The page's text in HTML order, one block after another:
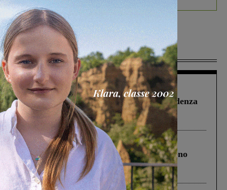
Più lette
Figline Incisa Valdarno 1 Agosto 2026
Piscina di Figline finanziata oltre la scadenza
Pnrr, il gruppo di Fratelli d’Italia: “Un
ringraziamento al Governo”
Cronaca 4 Agosto 2026
Un anno fa la strage in A1 in cui morirono
Gianni, Giulia e Franco. Lo schianto, il
processo, lo stop ai sorpassi fra tir....